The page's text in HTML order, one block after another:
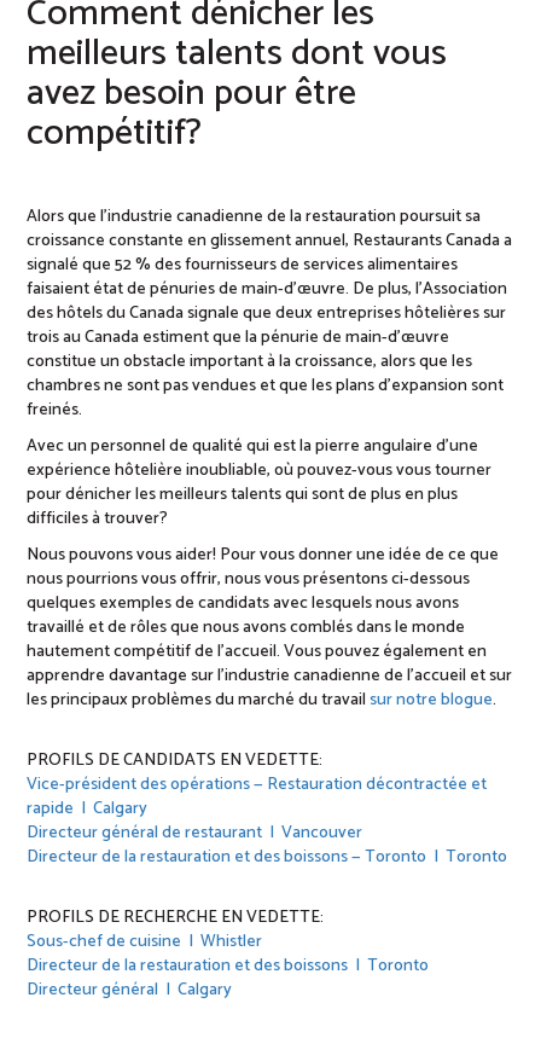
Comment dénicher les
meilleurs talents dont vous
avez besoin pour être
compétitif?
Alors que l’industrie canadienne de la restauration poursuit sa
croissance constante en glissement annuel, Restaurants Canada a
signalé que 52 % des fournisseurs de services alimentaires
faisaient état de pénuries de main-d’œuvre. De plus, l’Association
des hôtels du Canada signale que deux entreprises hôtelières sur
trois au Canada estiment que la pénurie de main-d’œuvre
constitue un obstacle important à la croissance, alors que les
chambres ne sont pas vendues et que les plans d’expansion sont
freinés.
Avec un personnel de qualité qui est la pierre angulaire d’une
expérience hôtelière inoubliable, où pouvez-vous vous tourner
pour dénicher les meilleurs talents qui sont de plus en plus
difficiles à trouver?
Nous pouvons vous aider! Pour vous donner une idée de ce que
nous pourrions vous offrir, nous vous présentons ci-dessous
quelques exemples de candidats avec lesquels nous avons
travaillé et de rôles que nous avons comblés dans le monde
hautement compétitif de l’accueil. Vous pouvez également en
apprendre davantage sur l’industrie canadienne de l’accueil et sur
les principaux problèmes du marché du travailsur notre blogue.
PROFILS DE CANDIDATS EN VEDETTE:
Vice-président des opérations — Restauration décontractée et
rapide | Calgary
Directeur général de restaurant | Vancouver
Directeur de la restauration et des boissons — Toronto | Toronto
PROFILS DE RECHERCHE EN VEDETTE:
Sous-chef de cuisine | Whistler
Directeur de la restauration et des boissons | Toronto
Directeur général | Calgary